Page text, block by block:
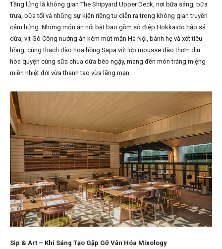
Tầng lửng là không gian The Shipyard Upper Deck, nơi bữa sáng, bữa
trưa, bữa tối và những sự kiện riêng tư diễn ra trong không gian truyền
cảm hứng. Những món ăn nổi bật bao gồm sò điệp Hokkaido hấp sả
dừa, vịt Gò Công nướng ăn kèm mứt mận Hà Nội, bánh hẹ và xốt tiêu
hồng, cùng thạch đào hoa hồng Sapa với lớp mousse đào thơm dịu
hòa quyện cùng sữa chua dừa béo ngậy, mang đến món tráng miệng
miền nhiệt đới vừa thanh tao vừa lãng mạn.
Sip & Art – Khi Sáng Tạo Gặp Gỡ Văn Hóa Mixology